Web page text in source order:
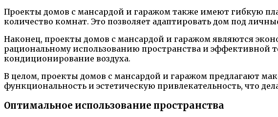
Проекты домов с мансардой и гаражом также имеют гибкую
количество комнат. Это позволяет адаптировать дом под
Наконец, проекты домов с мансардой и гаражом являются
рациональному использованию пространства и эффективной
кондиционирование воздуха.
В целом, проекты домов с мансардой и гаражом предлагают
функциональность и эстетическую привлекательность, что
Оптимальное использование пространства